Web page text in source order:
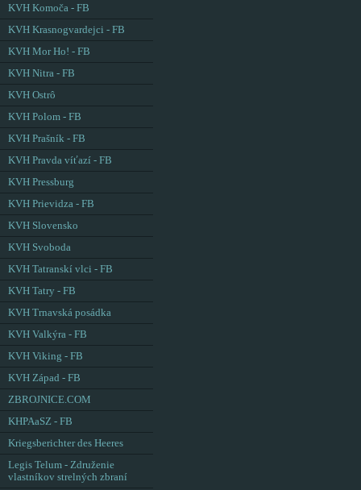
KVH Komoča - FB
KVH Krasnogvardejci - FB
KVH Mor Ho! - FB
KVH Nitra - FB
KVH Ostrô
KVH Polom - FB
KVH Prašník - FB
KVH Pravda víťazí - FB
KVH Pressburg
KVH Prievidza - FB
KVH Slovensko
KVH Svoboda
KVH Tatranskí vlci - FB
KVH Tatry - FB
KVH Trnavská posádka
KVH Valkýra - FB
KVH Viking - FB
KVH Západ - FB
ZBROJNICE.COM
KHPAaSZ - FB
Kriegsberichter des Heeres
Legis Telum - Združenie
vlastníkov strelných zbraní